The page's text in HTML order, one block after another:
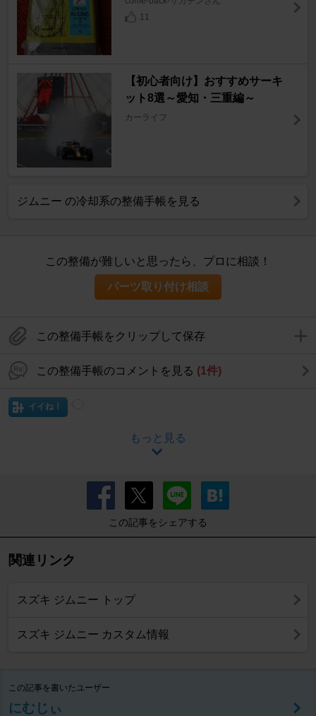
11
【初心者向け】おすすめサーキ
ット8選～愛知・三重編～
カーライフ
ジムニー の冷却系の整備手帳を見る
この整備が難しいと思ったら、プロに相談！
パーツ取り付け相談
この整備手帳をクリップして保存
この整備手帳のコメントを見る (1件)
イイね！
もっと見る
この記事をシェアする
関連リンク
スズキ ジムニー トップ
スズキ ジムニー カスタム情報
この記事を書いたユーザー
にむじぃ